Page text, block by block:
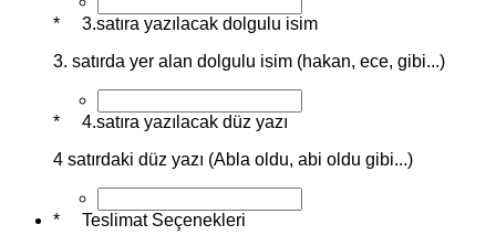
*
3.satıra yazılacak dolgulu isim
3. satırda yer alan dolgulu isim (hakan, ece, gibi...)
*
4.satıra yazılacak düz yazı
4 satırdaki düz yazı (Abla oldu, abi oldu gibi...)
*
Teslimat Seçenekleri